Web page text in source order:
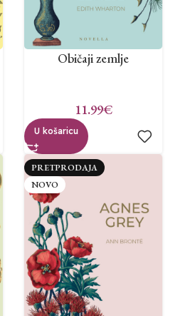
Običaji zemlje
11.99€
U košaricu
PRETPRODAJA
NOVO